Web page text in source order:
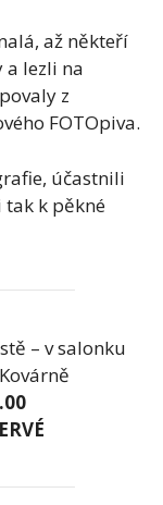
až někteří
lezli na
z
FOTOpiva.
účastnili
k pěkné
– v salonku